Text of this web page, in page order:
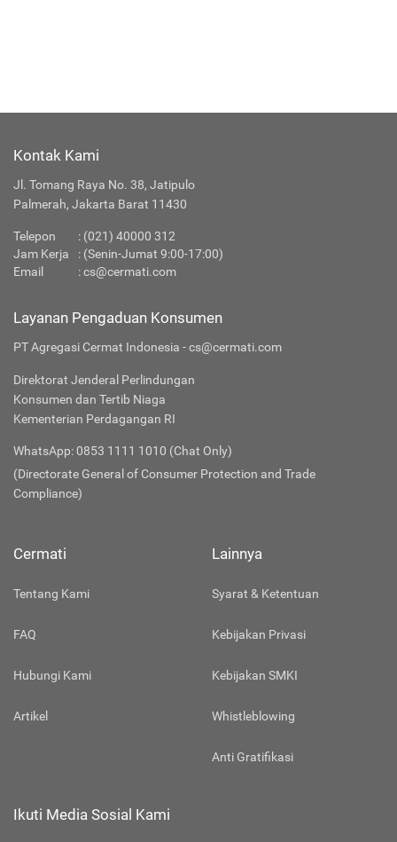
Kontak Kami
Jl. Tomang Raya No. 38, Jatipulo
Palmerah, Jakarta Barat 11430
Telepon : (021) 40000 312
Jam Kerja
: (Senin-Jumat 9:00-17:00)
Email
:cs@cermati.com
Layanan Pengaduan Konsumen
PT Agregasi Cermat Indonesia - cs@cermati.com
Direktorat Jenderal Perlindungan
Konsumen dan Tertib Niaga
Kementerian Perdagangan RI
WhatsApp: 0853 1111 1010 (Chat Only)
(Directorate General of Consumer Protection and Trade
Compliance)
Cermati
Tentang Kami
FAQ
Hubungi Kami
Artikel
Lainnya
Syarat & Ketentuan
Kebijakan Privasi
Kebijakan SMKI
Whistleblowing
Anti Gratifikasi
Ikuti Media Sosial Kami